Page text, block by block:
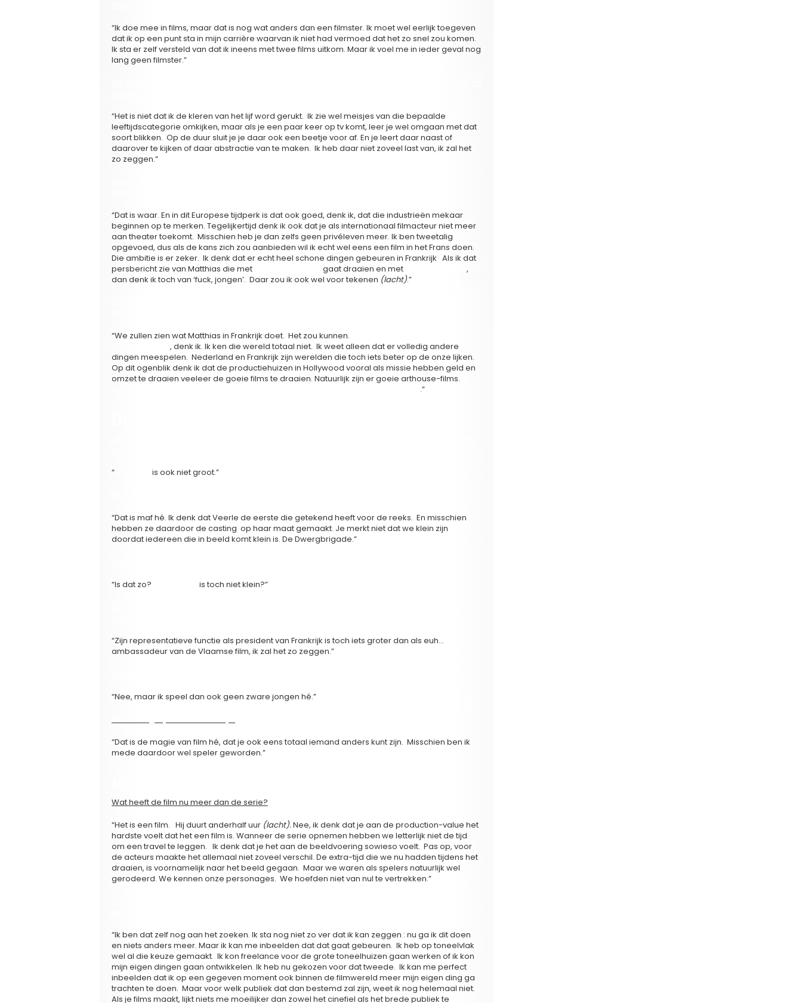
“Ik doe mee in films, maar dat is nog wat anders dan een filmster. Ik moet wel eerlijk toegeven
dat ik op een punt sta in mijn carrière waarvan ik niet had vermoed dat het zo snel zou komen.
Ik sta er zelf versteld van dat ik ineens met twee films uitkom. Maar ik voel me in ieder geval nog
lang geen filmster.”
“Het is niet dat ik de kleren van het lijf word gerukt. Ik zie wel meisjes van die bepaalde
leeftijdscategorie omkijken, maar als je een paar keer op tv komt, leer je wel omgaan met dat
soort blikken. Op de duur sluit je je daar ook een beetje voor af. En je leert daar naast of
daarover te kijken of daar abstractie van te maken. Ik heb daar niet zoveel last van, ik zal het
zo zeggen.”
“Dat is waar. En in dit Europese tijdperk is dat ook goed, denk ik, dat die industrieën mekaar
beginnen op te merken. Tegelijkertijd denk ik ook dat je als internationaal filmacteur niet meer
aan theater toekomt. Misschien heb je dan zelfs geen privéleven meer. Ik ben tweetalig
opgevoed, dus als de kans zich zou aanbieden wil ik echt wel eens een film in het Frans doen.
Die ambitie is er zeker. Ik denk dat er echt heel schone dingen gebeuren in Frankrijk Als ik dat
persbericht zie van Matthias die met
gaat draaien en met
,
dan denk ik toch van ‘fuck, jongen’. Daar zou ik ook wel voor tekenen (lacht).”
“We zullen zien wat Matthias in Frankrijk doet. Het zou kunnen.
, denk ik. Ik ken die wereld totaal niet. Ik weet alleen dat er volledig andere
dingen meespelen. Nederland en Frankrijk zijn werelden die toch iets beter op de onze lijken.
Op dit ogenblik denk ik dat de productiehuizen in Hollywood vooral als missie hebben geld en
omzet te draaien veeleer de goeie films te draaien. Natuurlijk zijn er goeie arthouse-films.
.”
“
is ook niet groot.”
“Dat is maf hé. Ik denk dat Veerle de eerste die getekend heeft voor de reeks. En misschien
hebben ze daardoor de casting op haar maat gemaakt. Je merkt niet dat we klein zijn
doordat iedereen die in beeld komt klein is. De Dwergbrigade.”
“Is dat zo?
is toch niet klein?”
“Zijn representatieve functie als president van Frankrijk is toch iets groter dan als euh…
ambassadeur van de Vlaamse film, ik zal het zo zeggen.”
“Nee, maar ik speel dan ook geen zware jongen hé.”
“Dat is de magie van film hé, dat je ook eens totaal iemand anders kunt zijn. Misschien ben ik
mede daardoor wel speler geworden.”
Wat heeft de film nu meer dan de serie?
“Het is een film. Hij duurt anderhalf uur (lacht).Nee, ik denk dat je aan de production-value het
hardste voelt dat het een film is. Wanneer de serie opnemen hebben we letterlijk niet de tijd
om een travel te leggen. Ik denk dat je het aan de beeldvoering sowieso voelt. Pas op, voor
de acteurs maakte het allemaal niet zoveel verschil. De extra-tijd die we nu hadden tijdens het
draaien, is voornamelijk naar het beeld gegaan. Maar we waren als spelers natuurlijk wel
gerodeerd. We kennen onze personages. We hoefden niet van nul te vertrekken.”
“Ik ben dat zelf nog aan het zoeken. Ik sta nog niet zo ver dat ik kan zeggen : nu ga ik dit doen
en niets anders meer. Maar ik kan me inbeelden dat dat gaat gebeuren. Ik heb op toneelvlak
wel al die keuze gemaakt. Ik kon freelance voor de grote toneelhuizen gaan werken of ik kon
mijn eigen dingen gaan ontwikkelen. Ik heb nu gekozen voor dat tweede. Ik kan me perfect
inbeelden dat ik op een gegeven moment ook binnen de filmwereld meer mijn eigen ding ga
trachten te doen. Maar voor welk publiek dat dan bestemd zal zijn, weet ik nog helemaal niet.
Als je films maakt, lijkt niets me moeilijker dan zowel het cinefiel als het brede publiek te